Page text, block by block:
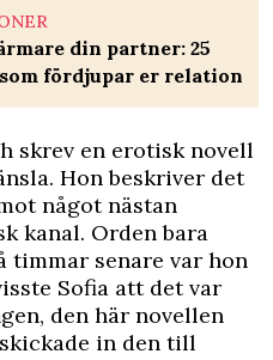
din partner: 25
fördjupar er relation
skrev en erotisk novell
Hon beskriver det
något nästan
kanal. Orden bara
timmar senare var hon
Sofia att det var
den här novellen
in den till